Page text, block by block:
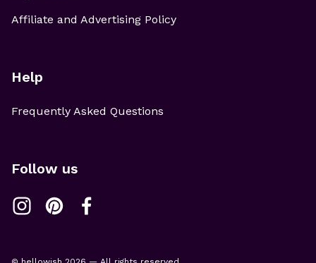
Affiliate and Advertising Policy
Help
Frequently Asked Questions
Follow us